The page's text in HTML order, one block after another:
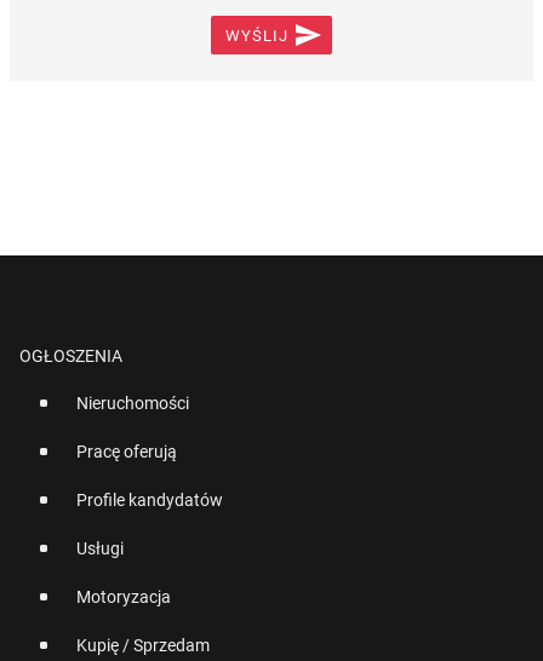
WYŚLIJ 
OGŁOSZENIA
Nieruchomości
Pracę oferują
Profile kandydatów
Usługi
Motoryzacja
Kupię / Sprzedam